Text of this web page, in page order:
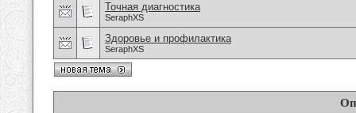
Точная диагностика
SeraphXS
Здоровье и профилактика
SeraphXS